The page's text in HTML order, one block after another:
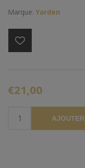
Marque: Yarden
€21,00